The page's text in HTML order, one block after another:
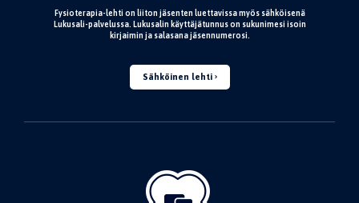
Fysioterapia-lehti on liiton jäsenten luettavissa myös sähköisenä
Lukusali-palvelussa. Lukusalin käyttäjätunnus on sukunimesi isoin
kirjaimin ja salasana jäsennumerosi.
Sähköinen lehti